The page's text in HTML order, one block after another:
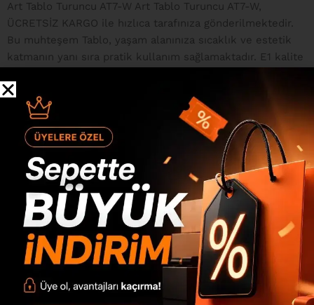
Art Tablo Turuncu AT7-W Art Tablo Turuncu AT7-W,
ÜCRETSİZ KARGO ile hızlıca tarafınıza gönderilmektedir.
Bu muhteşem Tablo, yaşam alanınıza sıcaklık ve estetik
katmanın yanı sıra pratik kullanım sağlamaktadır. E1 kalite
kaplı 18mm yonga levha ve 3mm mdflam, bu eşsiz ürünün
dayanıklılığını ve çevresel dostu yapısını temin eder.
Ayrıca, 0.80mm pvc bant detayları ile şıklık ön plandadır.
Bağlantı Sistemi Art Tablo Turuncu AT7-W ürünümüzü
oluşturan parçalar, minifix bağlantı sistemi ile
birleştirilmektedir. Bu sayede, ürünü defalarca söküp
takabilme özelliğine sahip olursunuz. Paketleme Sistemi
Uluslararası standartlarda dolgu malzemeleri ile
paketlenen ürünümüz, sizlere en güvenli ve profesyonel
şekilde ulaştırılmaktadır. Kurulum Montaj Ürün demonte
olarak gönderilmektedir ve tüm parçalar, kurulumu
kolaylaştıran numaralandırma...
Devamını Gör